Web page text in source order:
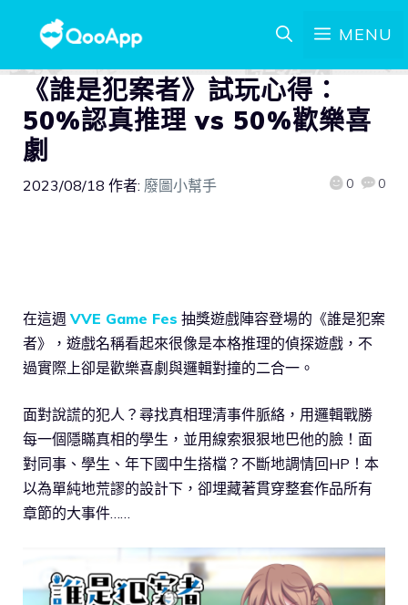
MENU
《誰是犯案者》試玩心得：
50%認真推理 vs 50%歡樂喜
劇
2023/08/18 作者: 廢圖小幫手 0 0
在這週 VVE Game Fes 抽獎遊戲陣容登場的《誰是犯案
者》，遊戲名稱看起來很像是本格推理的偵探遊戲，不
過實際上卻是歡樂喜劇與邏輯對撞的二合一。
面對說謊的犯人？尋找真相理清事件脈絡，用邏輯戰勝
每一個隱瞞真相的學生，並用線索狠狠地巴他的臉！面
對同事、學生、年下國中生搭檔？不斷地調情回HP！本
以為單純地荒謬的設計下，卻埋藏著貫穿整套作品所有
章節的大事件……